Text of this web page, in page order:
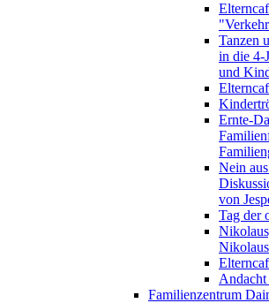
Tanzen
in die 4-
und
Ernte-
Nein
von
Tag der
Familienzentrum